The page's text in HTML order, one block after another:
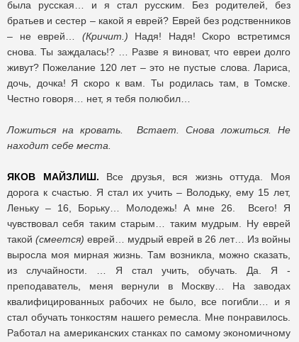
была русская… и я стал русским. Без родителей, без
братьев и сестер – какой я еврей? Еврей без родственников
– не еврей… (Кричит.) Надя! Надя! Скоро встретимся
снова. Ты заждалась!? … Разве я виноват, что евреи долго
живут? Пожелание 120 лет – это не пустые слова. Лариса,
дочь, дочка! Я скоро к вам. Ты родилась там, в Томске.
Честно говоря… нет, я тебя полюбил…
Ложиться на кровать. Встает. Снова ложиться. Не
находит себе места.
ЯКОВ МАЙЗЛИШ. Все друзья, вся жизнь оттуда. Моя
дорога к счастью. Я стал их учить – Володьку, ему 15 лет,
Леньку – 16, Борьку… Молодежь! А мне 26. Всего! Я
чувствовал себя таким старым… таким мудрым. Ну еврей
такой (смеется) еврей… мудрый еврей в 26 лет… Из войны
выросла моя мирная жизнь. Там возникла, можно сказать,
из случайности. … Я стал учить, обучать. Да. Я -
преподаватель, меня вернули в Москву… На заводах
квалифицированных рабочих не было, все погибли… и я
стал обучать тонкостям нашего ремесла. Мне понравилось.
Работал на американских станках по самому экономичному